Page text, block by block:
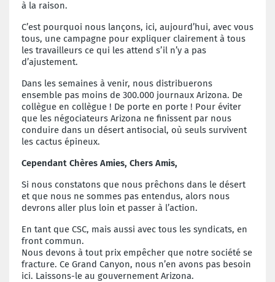
à la raison.
C’est pourquoi nous lançons, ici, aujourd’hui, avec vous
tous, une campagne pour expliquer clairement à tous
les travailleurs ce qui les attend s’il n’y a pas
d’ajustement.
Dans les semaines à venir, nous distribuerons
ensemble pas moins de 300.000 journaux Arizona. De
collègue en collègue ! De porte en porte ! Pour éviter
que les négociateurs Arizona ne finissent par nous
conduire dans un désert antisocial, où seuls survivent
les cactus épineux.
Cependant Chères Amies, Chers Amis,
Si nous constatons que nous prêchons dans le désert
et que nous ne sommes pas entendus, alors nous
devrons aller plus loin et passer à l’action.
En tant que CSC, mais aussi avec tous les syndicats, en
front commun.
Nous devons à tout prix empêcher que notre société se
fracture. Ce Grand Canyon, nous n’en avons pas besoin
ici. Laissons-le au gouvernement Arizona.